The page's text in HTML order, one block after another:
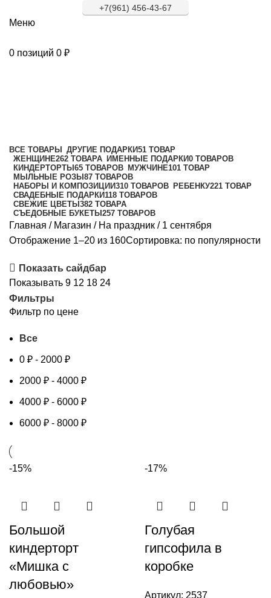
+7(961) 456-43-67
Меню
0 позиций 0 ₽
ВСЕ ТОВАРЫ ДРУГИЕ ПОДАРКИ51 ТОВАР
ЖЕНЩИНЕ262 ТОВАРА ИМЕННЫЕ ПОДАРКИ0 ТОВАРОВ
КИНДЕРТОРТЫ 65 ТОВАРОВ МУЖЧИНЕ101 ТОВАР
МЫЛЬНЫЕ РОЗЫ 87 ТОВАРОВ
НАБОРЫ И КОМПОЗИЦИИ310 ТОВАРОВ РЕБЕНКУ221 ТОВАР
СВАДЕБНЫЕ ПОДАРКИ118 ТОВАРОВ
СВЕЖИЕ ЦВЕТЫ 382 ТОВАРА
СЪЕДОБНЫЕ БУКЕТЫ 257 ТОВАРОВ
Главная / Магазин / На праздник / 1 сентября
Отображение 1–20 из 160Сортировка: по популярности
Показать сайдбар
Показывать 9 12 18 24
Фильтры
Фильтр по цене
Все
0 ₽ - 2000 ₽
2000 ₽ - 4000 ₽
4000 ₽ - 6000 ₽
6000 ₽ - 8000 ₽
-15%
Большой
киндерторт
«Мишка с
любовью»
-17%
Голубая
гипсофила в
коробке
Артикул: 2537